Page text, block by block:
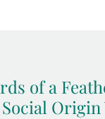
of a
Origin